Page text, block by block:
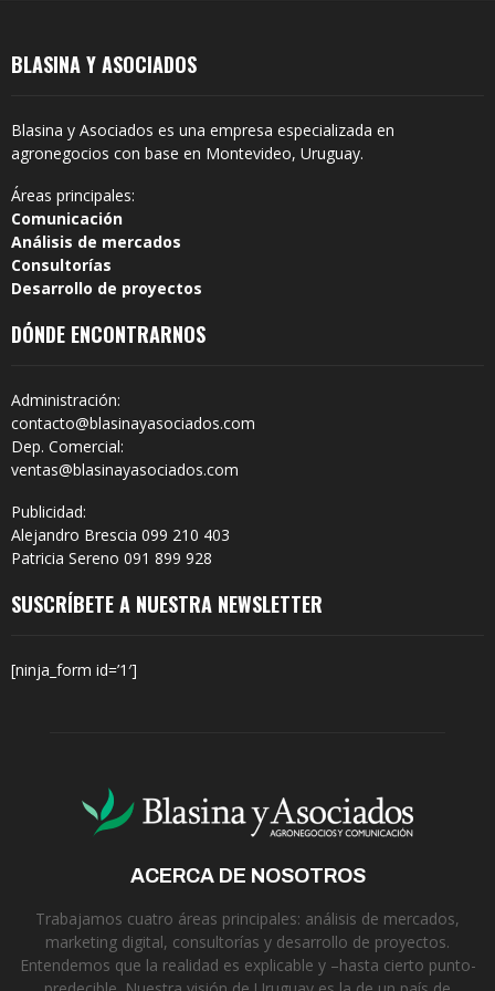
BLASINA Y ASOCIADOS
Blasina y Asociados es una empresa especializada en
agronegocios con base en Montevideo, Uruguay.
Áreas principales:
Comunicación
Análisis de mercados
Consultorías
Desarrollo de proyectos
DÓNDE ENCONTRARNOS
Administración:
contacto@blasinayasociados.com
Dep. Comercial:
ventas@blasinayasociados.com
Publicidad:
Alejandro Brescia 099 210 403
Patricia Sereno 091 899 928
SUSCRÍBETE A NUESTRA NEWSLETTER
[ninja_form id=’1′]
ACERCA DE NOSOTROS
Trabajamos cuatro áreas principales: análisis de mercados,
marketing digital, consultorías y desarrollo de proyectos.
Entendemos que la realidad es explicable y –hasta cierto punto-